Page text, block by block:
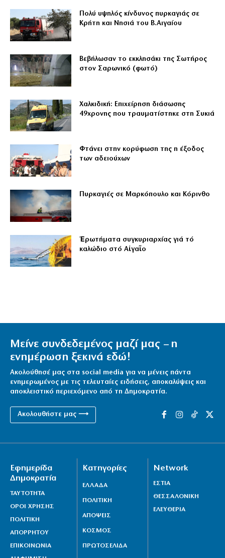
Πολύ υψηλός κίνδυνος πυρκαγιάς σε
Κρήτη και Νησιά του Β.Αιγαίου
Βεβήλωσαν το εκκλησάκι της Σωτήρος
στον Σαρωνικό (φωτό)
Χαλκιδική: Επιχείρηση διάσωσης
49χρονης που τραυματίστηκε στη Συκιά
Φτάνει στην κορύφωση της η έξοδος
των αδειούχων
Πυρκαγιές σε Μαρκόπουλο και Κόρινθο
Ἐρωτήματα συγκυριαρχίας γιά τό
καλώδιο στό Αἰγαῖο
Μείνε συνδεδεμένος μαζί μας – η
ενημέρωση ξεκινά εδώ!
Ακολούθησέ μας στα social media για να μένεις πάντα
ενημερωμένος με τις τελευταίες ειδήσεις, αποκαλύψεις και
αποκλειστικό περιεχόμενο από τη Δημοκρατία.
Ακολουθήστε μας ⟶
Εφημερίδα
Δημοκρατία
ΤΑΥΤΟΤΗΤΑ
ΟΡΟΙ ΧΡΗΣΗΣ
ΠΟΛΙΤΙΚΗ
ΑΠΟΡΡΗΤΟΥ
ΕΠΙΚΟΙΝΩΝΙΑ
Κατηγορίες
ΕΛΛΑΔΑ
ΠΟΛΙΤΙΚΗ
ΑΠΟΨΕΙΣ
ΚΟΣΜΟΣ
ΠΡΩΤΟΣΕΛΙΔΑ
Network
ΕΣΤΙΑ
ΘΕΣΣΑΛΟΝΙΚΗ
ΕΛΕΥΘΕΡΙΑ